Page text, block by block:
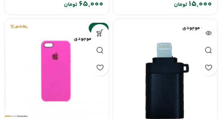
تومان تومان
اتمام موجودی
-9%
اتمام موجودی